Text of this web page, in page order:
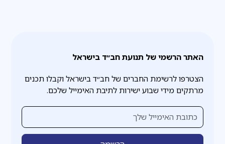
האתר הרשמי של תנועת חב״ד בישראל
הצטרפו לרשימת החברים של חב״ד בישראל וקבלו תכנים
מרתקים מידי שבוע ישירות לתיבת האימייל שלכם.